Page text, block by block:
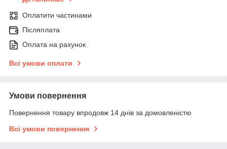
Оплатити частинами
Післяплата
Оплата на рахунок
Всі умови оплати
Умови повернення
Повернення товару впродовж 14 днів за домовленістю
Всі умови повернення